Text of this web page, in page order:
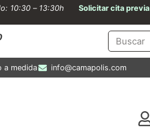
10:30 – 13:30h Solicitar cita previa
a medida info@camapolis.com